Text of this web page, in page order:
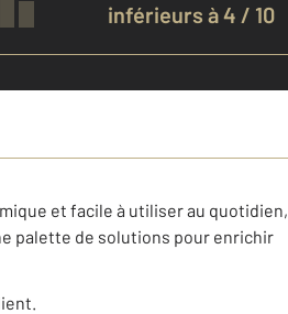
inférieurs à 4 / 10
et facile à utiliser au quotidien,
palette de solutions pour enrichir